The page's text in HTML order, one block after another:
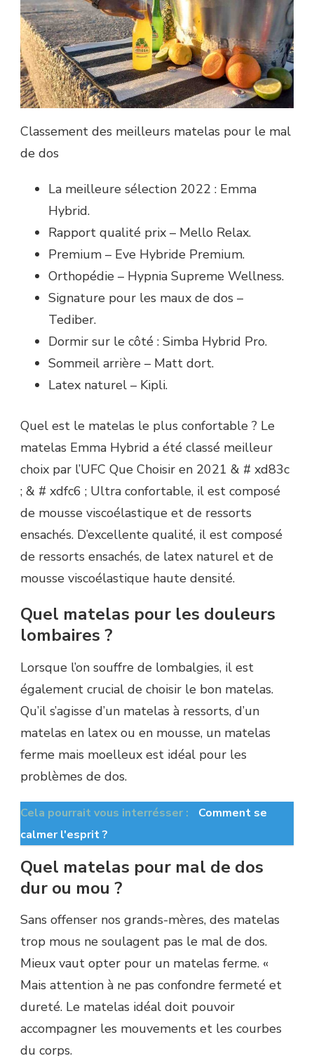
Classement des meilleurs matelas pour le mal
de dos
La meilleure sélection 2022 : Emma
Hybrid.
Rapport qualité prix – Mello Relax.
Premium – Eve Hybride Premium.
Orthopédie – Hypnia Supreme Wellness.
Signature pour les maux de dos –
Tediber.
Dormir sur le côté : Simba Hybrid Pro.
Sommeil arrière – Matt dort.
Latex naturel – Kipli.
Quel est le matelas le plus confortable ? Le
matelas Emma Hybrid a été classé meilleur
choix par l’UFC Que Choisir en 2021 & # xd83c
; & # xdfc6 ; Ultra confortable, il est composé
de mousse viscoélastique et de ressorts
ensachés. D’excellente qualité, il est composé
de ressorts ensachés, de latex naturel et de
mousse viscoélastique haute densité.
Quel matelas pour les douleurs
lombaires ?
Lorsque l’on souffre de lombalgies, il est
également crucial de choisir le bon matelas.
Qu’il s’agisse d’un matelas à ressorts, d’un
matelas en latex ou en mousse, un matelas
ferme mais moelleux est idéal pour les
problèmes de dos.
Cela pourrait vous interrésser :
Comment se
calmer l'esprit ?
Quel matelas pour mal de dos
dur ou mou ?
Sans offenser nos grands-mères, des matelas
trop mous ne soulagent pas le mal de dos.
Mieux vaut opter pour un matelas ferme. «
Mais attention à ne pas confondre fermeté et
dureté. Le matelas idéal doit pouvoir
accompagner les mouvements et les courbes
du corps.